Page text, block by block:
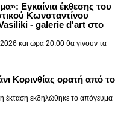
Εγκαίνια έκθεσης του
Κωνσταντίνου
- galerie d'art στο
και ώρα 20:00 θα γίνουν τα
Κορινθίας ορατή από το
έκταση εκδηλώθηκε το απόγευμα